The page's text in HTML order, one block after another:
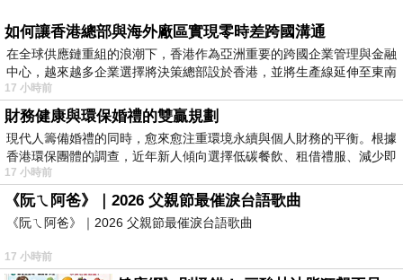
如何讓香港總部與海外廠區實現零時差跨國溝通
在全球供應鏈重組的浪潮下，香港作為亞洲重要的跨國企業管理與金融
中心，越來越多企業選擇將決策總部設於香港，並將生產線延伸至東南
17 小時前
財務健康與環保婚禮的雙贏規劃
現代人籌備婚禮的同時，愈來愈注重環境永續與個人財務的平衡。根據
香港環保團體的調查，近年新人傾向選擇低碳餐飲、租借禮服、減少即
17 小時前
《阮ㄟ阿爸》｜2026 父親節最催淚台語歌曲
《阮ㄟ阿爸》｜2026 父親節最催淚台語歌曲
17 小時前